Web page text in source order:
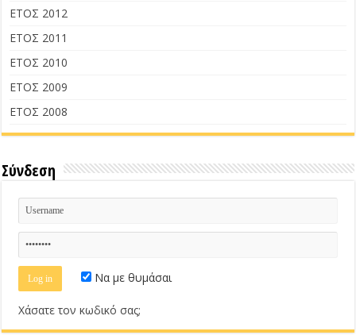
ΕΤΟΣ 2012
ΕΤΟΣ 2011
ΕΤΟΣ 2010
ΕΤΟΣ 2009
ΕΤΟΣ 2008
Σύνδεση
Να με θυμάσαι
Χάσατε τον κωδικό σας;